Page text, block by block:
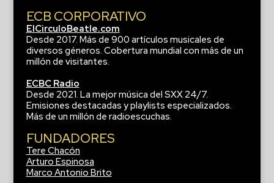
ECB CORPORATIVO
ElCirculoBeatle.com
Desde 2017. Más de 900 artículos musicales de
diversos géneros. Cobertura mundial con más de un
millón de visitantes.
ECBC Radio
Desde 2021. La mejor música del SXX 24/7.
Emisiones destacadas y playlists especializados.
Más de un millón de radioescuchas.
FUNDADORES
Tere Chacón
Arturo Espinosa
Marco Antonio Brito